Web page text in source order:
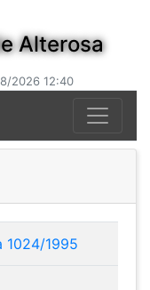
Alterosa
2026 12:40
1024/1995